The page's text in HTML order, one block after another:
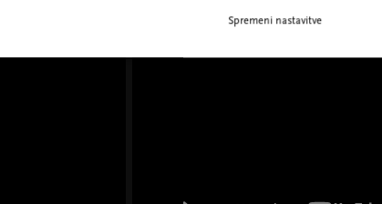
Spremeni nastavitve